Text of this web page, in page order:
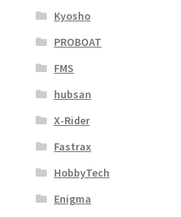
Kyosho
PROBOAT
FMS
hubsan
X-Rider
Fastrax
HobbyTech
Enigma